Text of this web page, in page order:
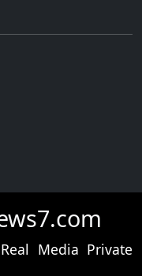
Media Private